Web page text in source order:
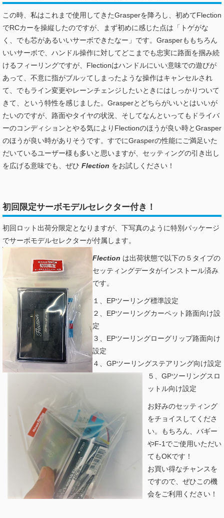
この時、私はこれまで使用してきたGrasperを降ろし、初めてFlection
でRCカーを操縦したのですが、まず初めに感じた点は「トゲがな
く、でも芯があるいいサーボできたなー」です。Grasperももちろん
いいサーボで、ハンドル操作に対してどこまでも忠実に路面を掴み続
けるフィーリングですが、Flectionはハンドルにいい意味での遊びが
あって、不意に指がブルッてしまったような操作はキャンセルされ
て、でもライン変更やレーンチェンジしたいときにはしっかりついて
きて、という特性を感じました。Grasperとどちらがいいとはいいが
たいのですが、路面やタイヤの状況、そしてなんといってもドライバ
ーのコンディションとやる気によりFlectionのほうが良い時とGrasper
のほうが良い時がありそうです。すでにGrasperの性能にご満足いた
だいているユーザー様も多いと思いますが、セッティングの引き出し
を広げる意味でも、ぜひ Flection をお試しください！
初回限定サーボモデルセレクター付き！
初回ロット出荷分限定となりますが、下写真のように特別パッケージ
でサーボモデルセレクターが付属します。
Flection は出荷状態で以下の５タイプの
セッティングデータがインストール済み
です。
１、EPツーリング標準設定
２、EPツーリングカーペット路面向け設
定
３、EPツーリングローグリップ路面向け
設定
４、GPツーリングステアリング向け設定
５、GPツーリングスロ
ットル向け設定
お好みのセッティング
をチョイスしてくださ
い。もちろん、バギー
やF-1でご使用いただい
てもOKです！
お買い得なチャンスを
ですので、ぜひこの機
会をご利用ください！